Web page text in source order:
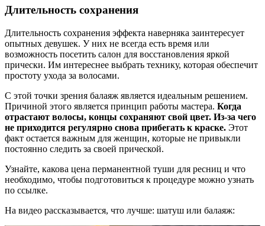
Длительность сохранения
Длительность сохранения эффекта наверняка заинтересует
опытных девушек. У них не всегда есть время или
возможность посетить салон для восстановления яркой
прически. Им интереснее выбрать технику, которая обеспечит
простоту ухода за волосами.
С этой точки зрения балаяж является идеальным решением.
Причиной этого является принцип работы мастера. Когда
отрастают волосы, концы сохраняют свой цвет. Из-за чего
не приходится регулярно снова прибегать к краске. Этот
факт остается важным для женщин, которые не привыкли
постоянно следить за своей прической.
Узнайте, какова цена перманентной туши для ресниц и что
необходимо, чтобы подготовиться к процедуре можно узнать
по ссылке.
На видео рассказывается, что лучше: шатуш или балаяж: